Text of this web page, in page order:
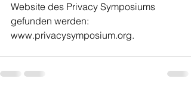
Website des Privacy Symposiums
gefunden werden:
www.privacysymposium.org.